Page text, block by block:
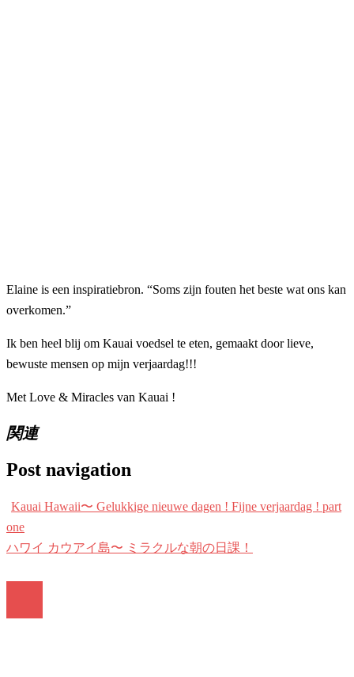
Elaine is een inspiratiebron. “Soms zijn fouten het beste wat ons kan
overkomen.”
Ik ben heel blij om Kauai voedsel te eten, gemaakt door lieve,
bewuste mensen op mijn verjaardag!!!
Met Love & Miracles van Kauai !
関連
Post navigation
Kauai Hawaii〜 Gelukkige nieuwe dagen ! Fijne verjaardag ! part
one
ハワイ カウアイ島〜 ミラクルな朝の日課！